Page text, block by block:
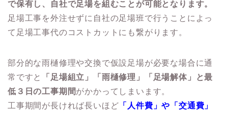
で保有し、自社で足場を組むことが可能となります。
足場工事を外注せずに自社の足場班で行うことによっ
て足場工事代のコストカットにも繋がります。
部分的な雨樋修理や交換で仮設足場が必要な場合に通
常ですと
「足場組立」「雨樋修理」「足場解体」と最
低３日の工事期間がかかってしまいます。
工事期間が長ければ長いほど 「人件費」や「交通費」